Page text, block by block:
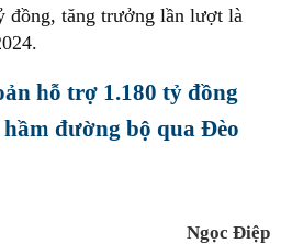
đồng, tăng trưởng lần lượt là
hỗ trợ 1.180 tỷ đồng
đường bộ qua Đèo
Ngọc Điệp